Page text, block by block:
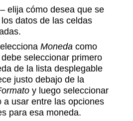
– elija cómo desea que se
datos de las celdas
Moneda como
seleccionar primero
de la lista desplegable
justo debajo de la
y luego seleccionar
a usar entre las opciones
para esa moneda.